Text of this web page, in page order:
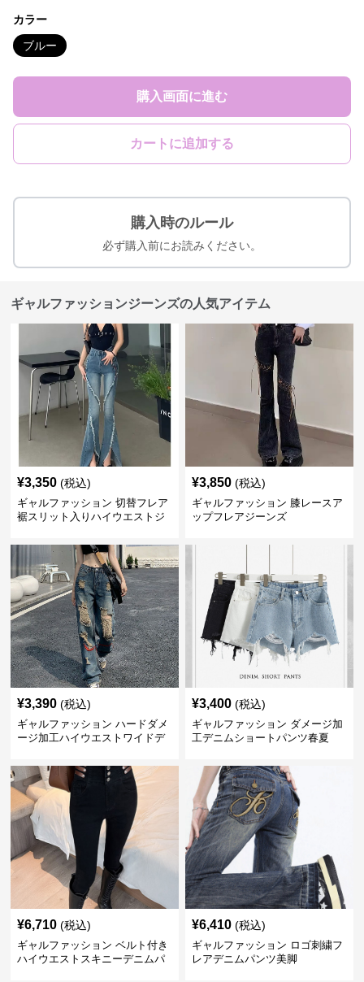
カラー
ブルー
購入画面に進む
カートに追加する
購入時のルール
必ず購入前にお読みください。
ギャルファッションジーンズの人気アイテム
¥3,350 (税込)
ギャルファッション 切替フレア
裾スリット入りハイウエストジ
¥3,850 (税込)
ギャルファッション 膝レースア
ップフレアジーンズ
¥3,390 (税込)
ギャルファッション ハードダメ
ージ加工ハイウエストワイドデ
¥3,400 (税込)
ギャルファッション ダメージ加
工デニムショートパンツ春夏
¥6,710 (税込)
ギャルファッション ベルト付き
ハイウエストスキニーデニムパ
¥6,410 (税込)
ギャルファッション ロゴ刺繍フ
レアデニムパンツ美脚